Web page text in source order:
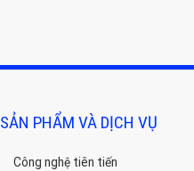
SẢN PHẨM VÀ DỊCH VỤ
Công nghệ tiên tiến